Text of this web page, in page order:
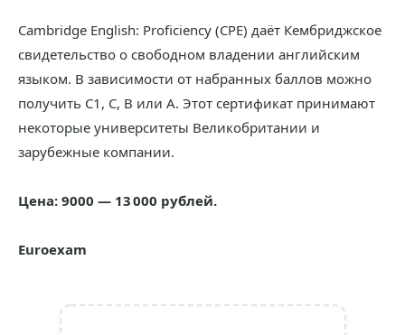
Cambridge English: Proficiency (CPE) даёт Кембриджское
свидетельство о свободном владении английским
языком. В зависимости от набранных баллов можно
получить С1, C, B или А. Этот сертификат принимают
некоторые университеты Великобритании и
зарубежные компании.
Цена: 9000 — 13 000 рублей.
Euroexam